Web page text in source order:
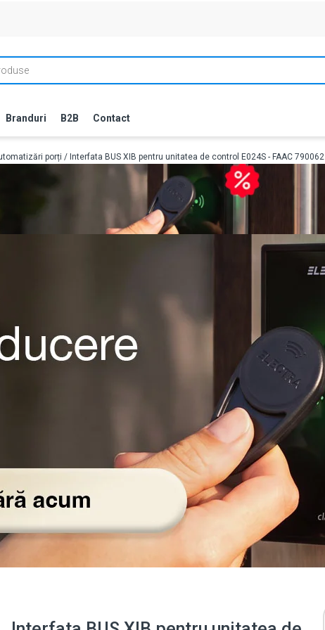
Branduri B2B Contact
porți / Interfata BUS XIB pentru unitatea de control E024S - FAAC 790062